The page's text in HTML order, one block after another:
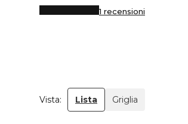
1 recensioni
Vista: Lista Griglia